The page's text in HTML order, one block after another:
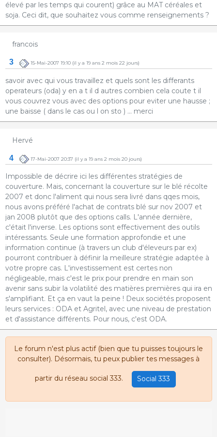
élevé par les temps qui courent) grâce au MAT céréales et
soja. Ceci dit, que souhaitez vous comme renseignements ?
francois
3 15-Mai-2007 19:10(il y a 19 ans 2 mois 22 jours)
savoir avec qui vous travaillez et quels sont les differants
operateurs (oda) y en a t il d autres combien cela coute t il
vous couvrez vous avec des options pour eviter une hausse ;
une baisse ( dans le cas ou l on sto ) ... merci
Hervé
4 17-Mai-2007 20:37 (il y a 19 ans 2 mois 20 jours)
Impossible de décrire ici les différentes stratégies de
couverture. Mais, concernant la couverture sur le blé récolte
2007 et donc l'aliment qui nous sera livré dans qqes mois,
nous avons préféré l'achat de contrats blé sur nov 2007 et
jan 2008 plutôt que des options calls. L'année dernière,
c'était l'inverse. Les options sont effectivement des outils
intéressants. Seule une formation approfondie et une
information continue (à travers un club d'éleveurs par ex)
pourront contribuer à définir la meilleure stratégie adaptée à
votre propre cas. L'investissement est certes non
négligeable, mais c'est le prix pour prendre en main son
avenir sans subir la volatilité des matières premières qui ira en
s'amplifiant. Et ça en vaut la peine ! Deux sociétés proposent
leurs services : ODA et Agritel, avec une niveau de prestation
et d'assistance différents. Pour nous, c'est ODA.
Le forum n'est plus actif (bien que tu puisses toujours le
consulter). Désormais, tu peux publier tes messages à
partir du réseau social 333. Social 333